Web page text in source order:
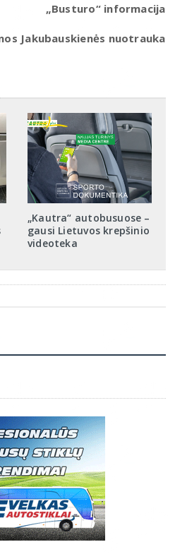
„Busturo“ informacija
Jakubauskienės nuotrauka
„Kautra“ autobusuose –
gausi Lietuvos krepšinio
videoteka